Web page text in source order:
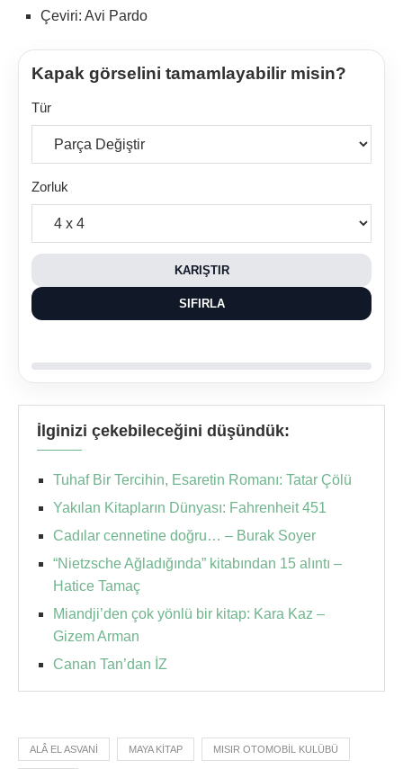
Çeviri: Avi Pardo
Kapak görselini tamamlayabilir misin?
Tür
Zorluk
KARIŞTIR
SIFIRLA
İlginizi çekebileceğini düşündük:
Tuhaf Bir Tercihin, Esaretin Romanı: Tatar Çölü
Yakılan Kitapların Dünyası: Fahrenheit 451
Cadılar cennetine doğru… – Burak Soyer
“Nietzsche Ağladığında” kitabından 15 alıntı –
Hatice Tamaç
Miandji’den çok yönlü bir kitap: Kara Kaz –
Gizem Arman
Canan Tan’dan İZ
ALÂ EL ASVANI MAYA KITAP MISIR OTOMOBIL KULÜBÜ